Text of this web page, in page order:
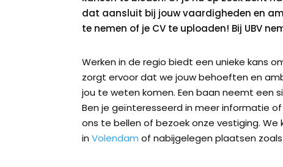
dat aansluit bij jouw vaardigheden en
te nemen of je CV te uploaden! Bij UBV
Werken in de regio biedt een unieke kans
zorgt ervoor dat we jouw behoeften en
jou te weten komen. Een baan neemt een
Ben je geïnteresseerd in meer informatie
ons te bellen of bezoek onze vestiging.
in Volendam of nabijgelegen plaatsen